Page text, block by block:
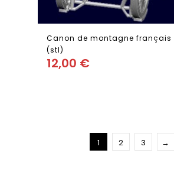
Canon de montagne français
(stl)
12,00 €
1 2 3 →